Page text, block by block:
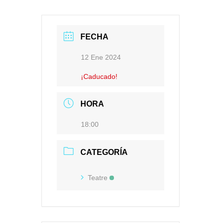
FECHA
12 Ene 2024
¡Caducado!
HORA
18:00
CATEGORÍA
Teatre